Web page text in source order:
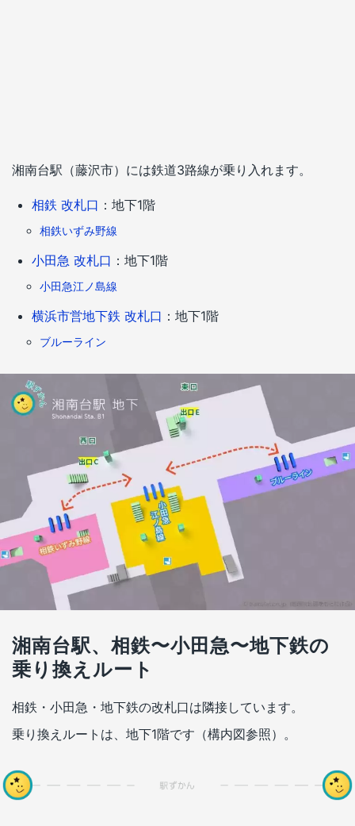
湘南台駅（藤沢市）には鉄道3路線が乗り入れます。
相鉄 改札口 ：地下1階
相鉄いずみ野線
小田急 改札口 ：地下1階
小田急江ノ島線
横浜市営地下鉄 改札口 ：地下1階
ブルーライン
湘南台駅、相鉄〜小田急〜地下鉄の
乗り換えルート
相鉄・小田急・地下鉄の改札口は隣接しています。
乗り換えルートは、地下1階です（構内図参照）。